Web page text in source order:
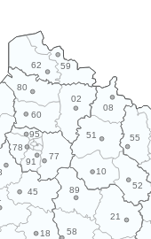
10
18
21
45
51
52
55
58
59
60
62
02
08
77
78
80
89
91
95